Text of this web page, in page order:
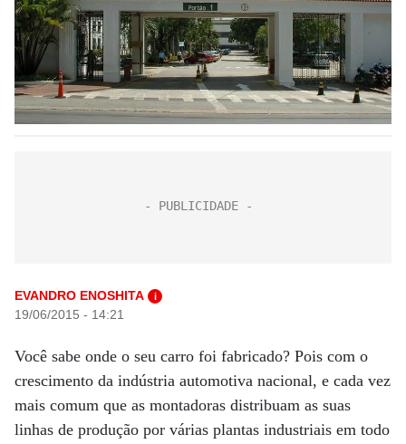
EVANDRO ENOSHITA i
19/06/2015 - 14:21
Você sabe onde o seu carro foi fabricado? Pois com o
crescimento da indústria automotiva nacional, e cada vez
mais comum que as montadoras distribuam as suas
linhas de produção por várias plantas industriais em todo